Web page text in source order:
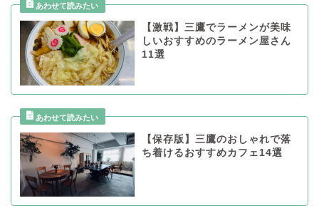
【激戦】三鷹でラーメンが美味
しいおすすめのラーメン屋さん
11選
【保存版】三鷹のおしゃれで落
ち着けるおすすめカフェ14選